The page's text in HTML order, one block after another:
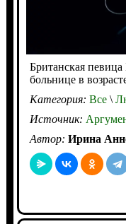
Британская
больнице в
Категория: Все\
Источник:
Автор: Ирина